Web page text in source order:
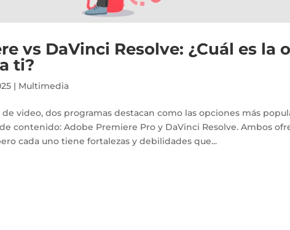
vs DaVinci Resolve: ¿Cuál es la
ti?
| Multimedia
video, dos programas destacan como las opciones más
contenido: Adobe Premiere Pro y DaVinci Resolve. Ambos
cada uno tiene fortalezas y debilidades que...